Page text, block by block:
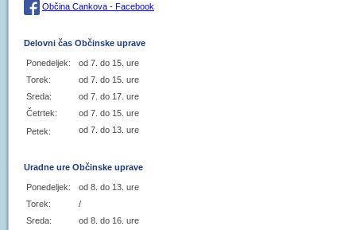
Občina Cankova - Facebook
Delovni čas Občinske uprave
Ponedeljek:
od 7. do 15. ure
Torek:
od 7. do 15. ure
Sreda:
od 7. do 17. ure
Četrtek:
od 7. do 15. ure
Petek:
od 7. do 13. ure
Uradne ure Občinske uprave
Ponedeljek:
od 8. do 13. ure
Torek:
/
Sreda:
od 8. do 16. ure